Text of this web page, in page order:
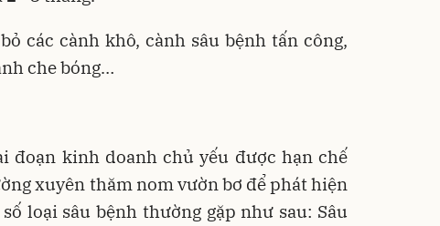
các cành khô, cành sâu bệnh tấn công,
che bóng…
đoạn kinh doanh chủ yếu được hạn chế
xuyên thăm nom vườn bơ để phát hiện
loại sâu bệnh thường gặp như sau: Sâu